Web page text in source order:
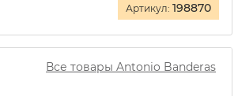
Артикул: 198870
Все товары Antonio Banderas